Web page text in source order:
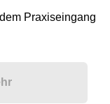
Praxiseingang